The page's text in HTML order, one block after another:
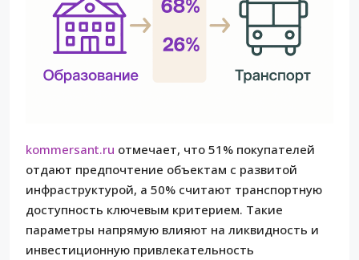
kommersant.ru отмечает, что 51% покупателей
отдают предпочтение объектам с развитой
инфраструктурой, а 50% считают транспортную
доступность ключевым критерием. Такие
параметры напрямую влияют на ликвидность и
инвестиционную привлекательность